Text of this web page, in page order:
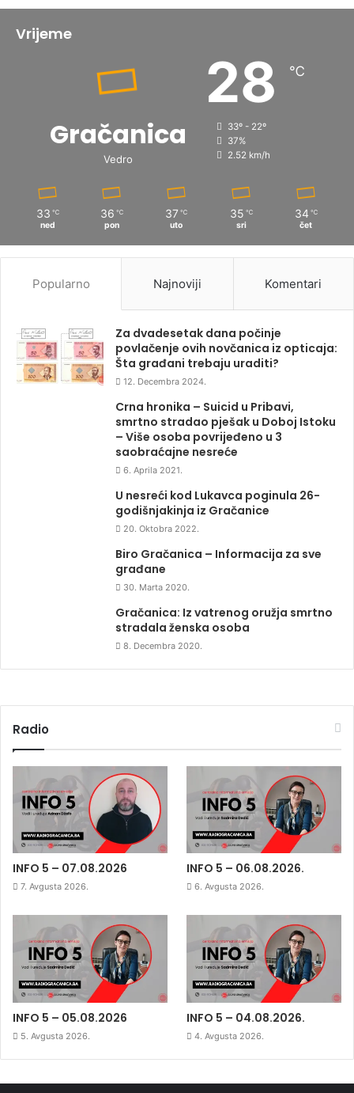
Vrijeme
Gračanica
Vedro
28 ℃
33º - 22º
37%
2.52 km/h
33 ℃
ned
36 ℃
pon
37 ℃
uto
35 ℃
sri
34 ℃
čet
Popularno Najnoviji Komentari
Za dvadesetak dana počinje
povlačenje ovih novčanica iz opticaja:
Šta građani trebaju uraditi?
12. Decembra 2024.
Crna hronika – Suicid u Pribavi,
smrtno stradao pješak u Doboj Istoku
– Više osoba povrijeđeno u 3
saobraćajne nesreće
6. Aprila 2021.
U nesreći kod Lukavca poginula 26-
godišnjakinja iz Gračanice
20. Oktobra 2022.
Biro Gračanica – Informacija za sve
građane
30. Marta 2020.
Gračanica: Iz vatrenog oružja smrtno
stradala ženska osoba
8. Decembra 2020.
Radio
INFO 5 – 07.08.2026
7. Avgusta 2026.
INFO 5 – 06.08.2026.
6. Avgusta 2026.
INFO 5 – 05.08.2026
5. Avgusta 2026.
INFO 5 – 04.08.2026.
4. Avgusta 2026.